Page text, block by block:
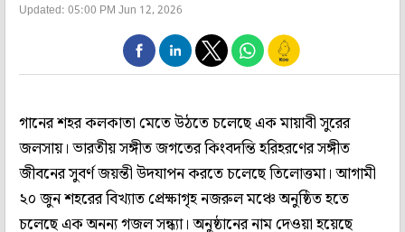
Updated: 05:00 PM Jun 12, 2026
গানের শহর কলকাতা মেতে উঠতে চলেছে এক মায়াবী সুরের
জলসায়। ভারতীয় সঙ্গীত জগতের কিংবদন্তি হরিহরণের সঙ্গীত
জীবনের সুবর্ণ জয়ন্তী উদযাপন করতে চলেছে তিলোত্তমা। আগামী
২০ জুন শহরের বিখ্যাত প্রেক্ষাগৃহ নজরুল মঞ্চে অনুষ্ঠিত হতে
চলেছে এক অনন্য গজল সন্ধ্যা। অনুষ্ঠানের নাম দেওয়া হয়েছে